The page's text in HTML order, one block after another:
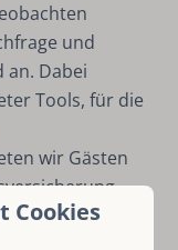
und
an. Dabei
Tools, für die
wir Gästen
wird 1 zu 1
Cookies